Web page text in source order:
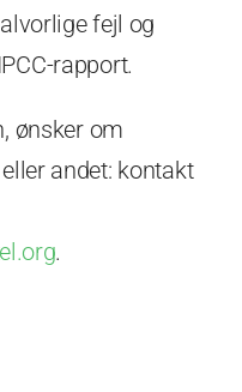
fejl og
rapport.
ønsker om
andet: kontakt
.